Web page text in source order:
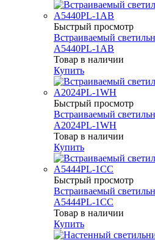
Быстрый просмотр
Встраиваемый
A5440PL-1AB
Товар в наличии
Купить
Быстрый просмотр
Встраиваемый
A2024PL-1WH
Товар в наличии
Купить
Быстрый просмотр
Встраиваемый
A5444PL-1CC
Товар в наличии
Купить